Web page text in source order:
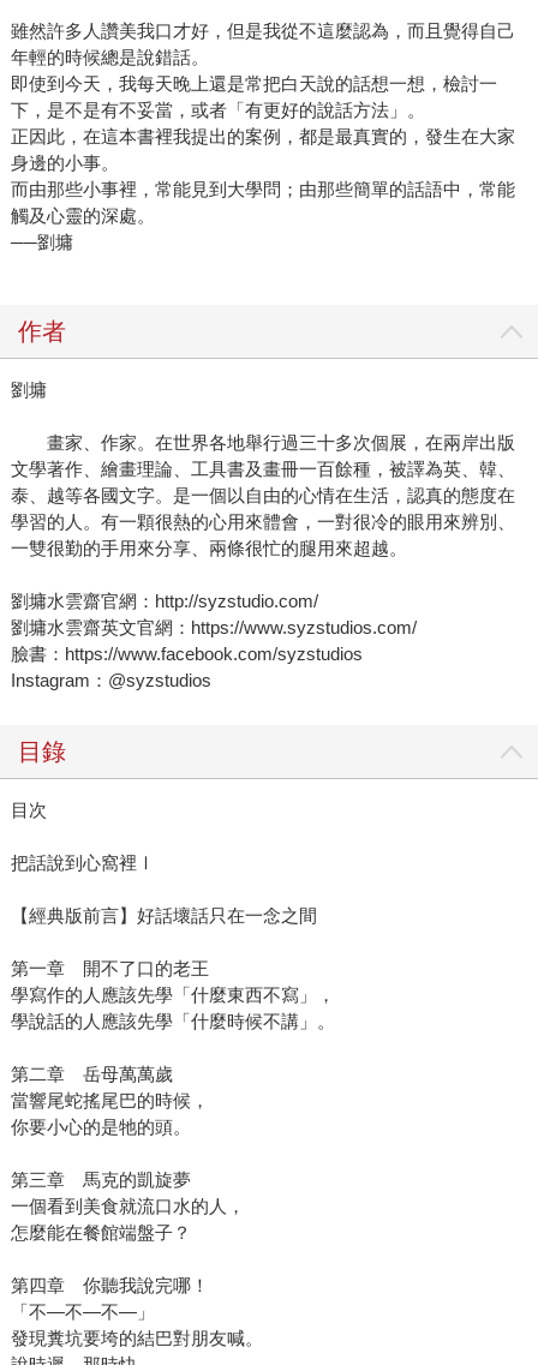
雖然許多人讚美我口才好，但是我從不這麼認為，而且覺得自己
年輕的時候總是說錯話。
即使到今天，我每天晚上還是常把白天說的話想一想，檢討一
下，是不是有不妥當，或者「有更好的說話方法」。
正因此，在這本書裡我提出的案例，都是最真實的，發生在大家
身邊的小事。
而由那些小事裡，常能見到大學問；由那些簡單的話語中，常能
觸及心靈的深處。
──劉墉
作者
劉墉
畫家、作家。在世界各地舉行過三十多次個展，在兩岸出版
文學著作、繪畫理論、工具書及畫冊一百餘種，被譯為英、韓、
泰、越等各國文字。是一個以自由的心情在生活，認真的態度在
學習的人。有一顆很熱的心用來體會，一對很冷的眼用來辨別、
一雙很勤的手用來分享、兩條很忙的腿用來超越。
劉墉水雲齋官網：http://syzstudio.com/
劉墉水雲齋英文官網：https://www.syzstudios.com/
臉書：https://www.facebook.com/syzstudios
Instagram：@syzstudios
目錄
目次
把話說到心窩裡Ⅰ
【經典版前言】好話壞話只在一念之間
第一章 開不了口的老王
學寫作的人應該先學「什麼東西不寫」，
學說話的人應該先學「什麼時候不講」。
第二章 岳母萬萬歲
當響尾蛇搖尾巴的時候，
你要小心的是牠的頭。
第三章 馬克的凱旋夢
一個看到美食就流口水的人，
怎麼能在餐館端盤子？
第四章 你聽我說完哪！
「不—不—不—」
發現糞坑要垮的結巴對朋友喊。